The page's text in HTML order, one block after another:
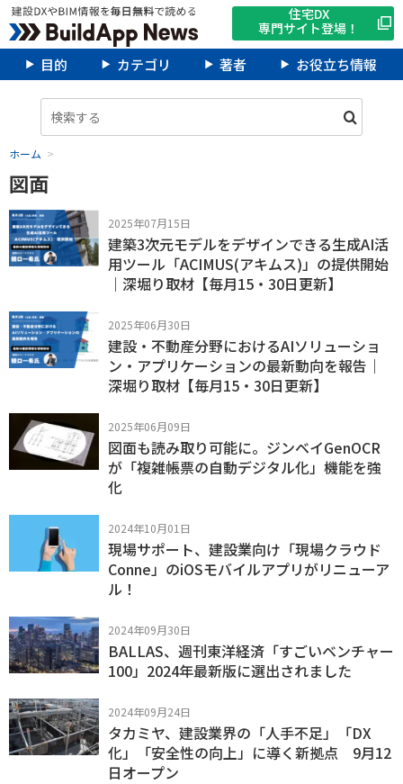
住宅DX
専門サイト登場！
目的 カテゴリ 著者 お役立ち情報
ホーム
図面
2025年07月15日
建築3次元モデルをデザインできる生成AI活
用ツール「ACIMUS(アキムス)」の提供開始
｜深堀り取材【毎月15・30日更新】
2025年06月30日
建設・不動産分野におけるAIソリューショ
ン・アプリケーションの最新動向を報告｜
深堀り取材【毎月15・30日更新】
2025年06月09日
図面も読み取り可能に。ジンベイGenOCR
が「複雑帳票の自動デジタル化」機能を強
化
2024年10月01日
現場サポート、建設業向け「現場クラウド
Conne」のiOSモバイルアプリがリニューア
ル！
2024年09月30日
BALLAS、週刊東洋経済「すごいベンチャー
100」2024年最新版に選出されました
2024年09月24日
タカミヤ、建設業界の「人手不足」「DX
化」「安全性の向上」に導く新拠点 9月12
日オープン